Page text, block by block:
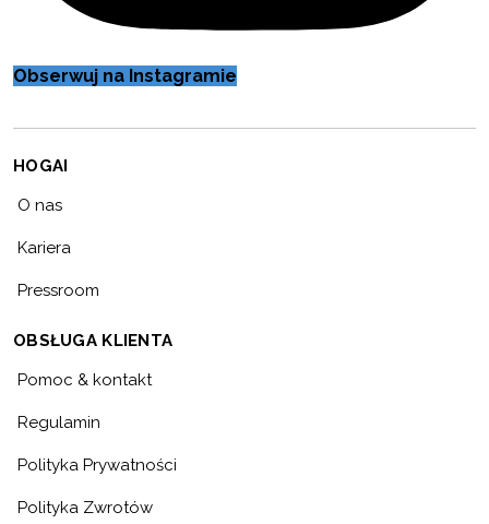
Obserwuj na Instagramie
HOGAI
O nas
Kariera
Pressroom
OBSŁUGA KLIENTA
Pomoc & kontakt
Regulamin
Polityka Prywatności
Polityka Zwrotów